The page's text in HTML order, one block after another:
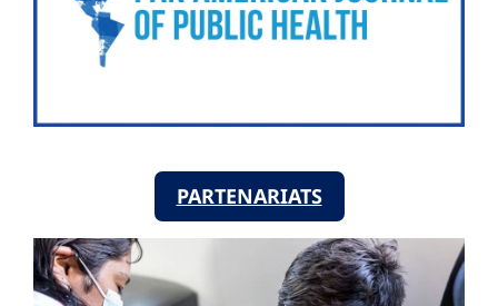
PARTENARIATS